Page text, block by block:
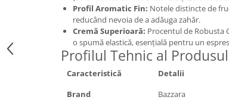
Profil Aromatic Fin: Notele distincte de
reducând nevoia de a adăuga zahăr.
Cremă Superioară: Procentul de Robusta
o spumă elastică, esențială pentru un
Profilul Tehnic al
Caracteristică
Detalii
Brand
Bazzara